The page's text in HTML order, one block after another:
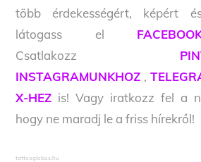
több érdekességért, képért
látogass el
Csatlakozz
INSTAGRAMUNKHOZ ,
X-HEZ is! Vagy iratkozz fel a
hogy ne maradj le a friss hírekről!
tattooglobus.hu